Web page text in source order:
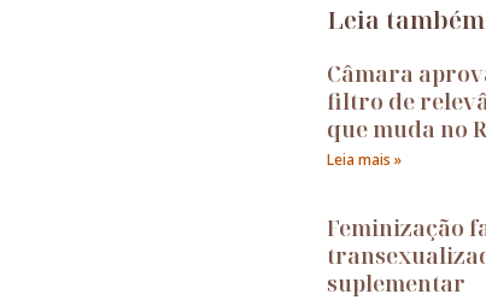
Leia também
Câmara
filtro de
que muda no
Leia mais »
Feminização
suplementar